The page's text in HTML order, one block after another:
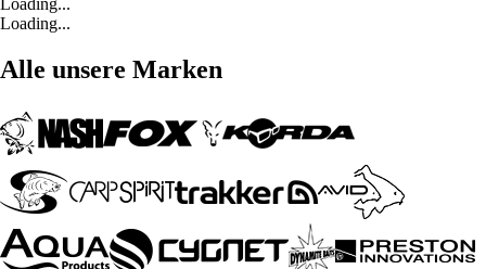
Loading...
Loading...
Alle unsere Marken